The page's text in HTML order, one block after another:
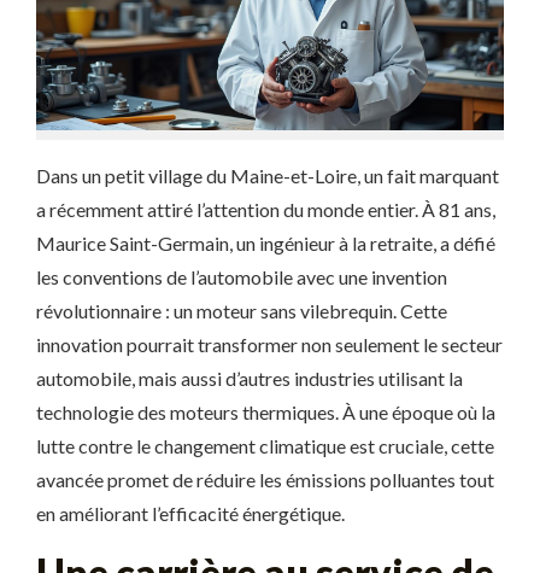
Dans un petit village du Maine-et-Loire, un fait marquant
a récemment attiré l’attention du monde entier. À 81 ans,
Maurice Saint-Germain, un ingénieur à la retraite, a défié
les conventions de l’automobile avec une invention
révolutionnaire : un moteur sans vilebrequin. Cette
innovation pourrait transformer non seulement le secteur
automobile, mais aussi d’autres industries utilisant la
technologie des moteurs thermiques. À une époque où la
lutte contre le changement climatique est cruciale, cette
avancée promet de réduire les émissions polluantes tout
en améliorant l’efficacité énergétique.